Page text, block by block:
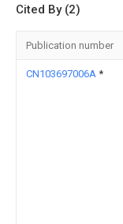
Cited By (2)
Publication number
CN103697006A *